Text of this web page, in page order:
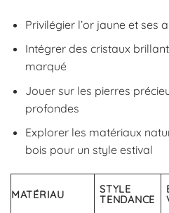
Privilégier l’or jaune et ses
Intégrer des cristaux
marqué
Jouer sur les pierres
profondes
Explorer les matériaux
bois pour un style estival
MATÉRIAU
STYLE
TENDANCE